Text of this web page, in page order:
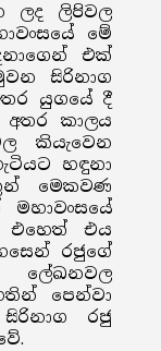
ලද ලිපිවල
මේ
එක්
සිරිනාග
යුගයේ දී
අතර කාලය
කියැවෙන
හඳුනා
මෙකවණ
එහෙත් එය
රජුගේ
ලේඛනවල
පෙන්වා
රජු